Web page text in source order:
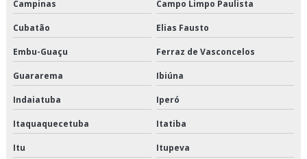
Serviço de distribuição de alimentos refrigerados
Serviço de entrega de congelados
Serviço de entrega de perecíveis
Serviço de entrega de perecíveis em são paulo
Serviço de entrega de perecíveis em sp
Campinas Campo Limpo Paulista
Cubatão Elias Fausto
Embu-Guaçu Ferraz de Vasconcelos
Guararema Ibiúna
Indaiatuba Iperó
Itaquaquecetuba Itatiba
Itu Itupeva